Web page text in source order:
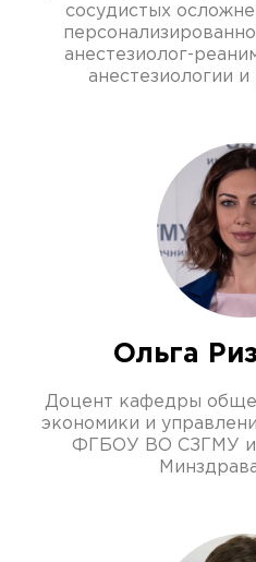
сосудистых
анестезиолог-
анестезиологии
Ольга
Доцент кафедры
экономики и
ФГБОУ ВО СЗГМУ